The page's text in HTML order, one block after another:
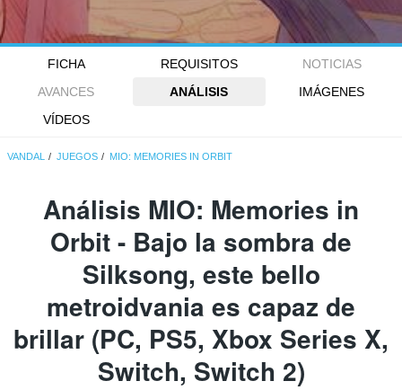
FICHA REQUISITOS
NOTICIAS
AVANCES
ANÁLISIS
IMÁGENES
VÍDEOS
VANDAL JUEGOS MIO: MEMORIES IN ORBIT
Análisis MIO: Memories in
Orbit- Bajo la sombra de
Silksong, este bello
metroidvania es capaz de
brillar (PC, PS5, Xbox Series X,
Switch, Switch 2)